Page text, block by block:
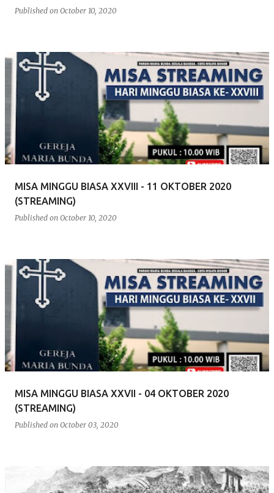
Published on October 10, 2020
MISA MINGGU BIASA XXVIII - 11 OKTOBER 2020
(STREAMING)
Published on October 10, 2020
MISA MINGGU BIASA XXVII - 04 OKTOBER 2020
(STREAMING)
Published on October 03, 2020